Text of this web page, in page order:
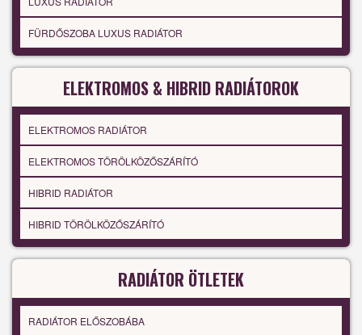
FÜRDŐSZOBA LUXUS RADIÁTOR
ELEKTROMOS & HIBRID RADIÁTOROK
ELEKTROMOS RADIÁTOR
ELEKTROMOS TÖRÖLKÖZŐSZÁRÍTÓ
HIBRID RADIÁTOR
HIBRID TÖRÖLKÖZŐSZÁRÍTÓ
RADIÁTOR ÖTLETEK
RADIÁTOR ELŐSZOBÁBA